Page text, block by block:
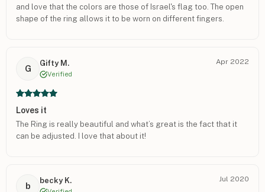
and love that the colors are those of Israel's flag too. The open
shape of the ring allows it to be worn on different fingers.
G
Gifty M.
Verified
Apr 2022
Loves it
The Ring is really beautiful and what’s great is the fact that it
can be adjusted. I love that about it!
b
becky K. Jul 2020